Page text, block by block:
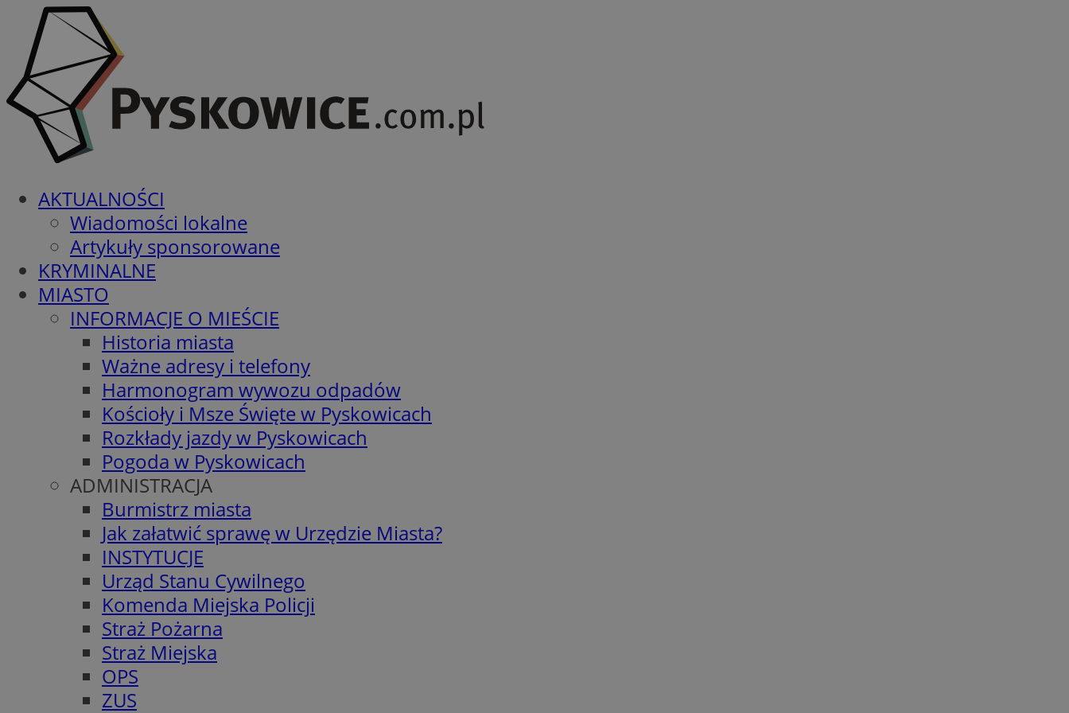
AKTUALNOŚCI
Wiadomości lokalne
Artykuły sponsorowane
KRYMINALNE
MIASTO
INFORMACJE O MIEŚCIE
Historia miasta
Ważne adresy i telefony
Harmonogram wywozu odpadów
Kościoły i Msze Święte w Pyskowicach
Rozkłady jazdy w Pyskowicach
Pogoda w Pyskowicach
ADMINISTRACJA
Burmistrz miasta
Jak załatwić sprawę w Urzędzie Miasta?
INSTYTUCJE
Urząd Stanu Cywilnego
Komenda Miejska Policji
Straż Pożarna
Straż Miejska
OPS
ZUS